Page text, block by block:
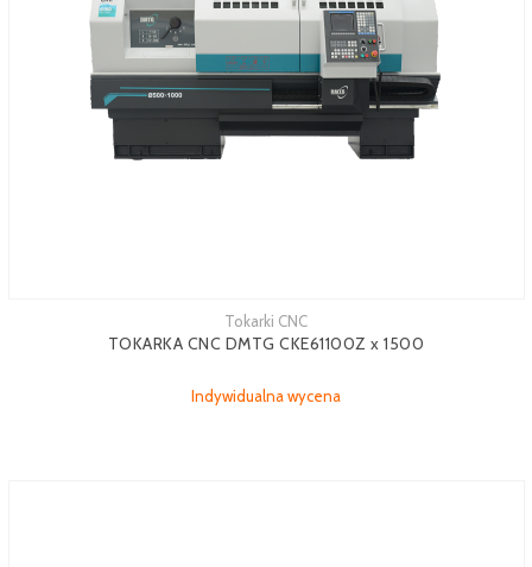
Tokarki CNC
TOKARKA CNC DMTG CKE61100Z x 1500
Indywidualna wycena